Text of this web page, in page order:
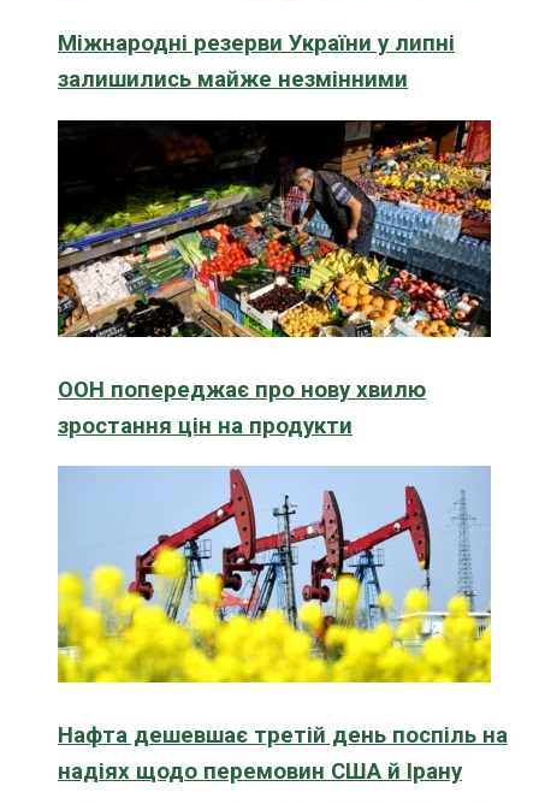
Міжнародні резерви України у липні
залишились майже незмінними
ООН попереджає про нову хвилю
зростання цін на продукти
Нафта дешевшає третій день поспіль на
надіях щодо перемовин США й Ірану